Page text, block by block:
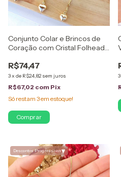
Conjunto Colar e Brincos de
Coração com Cristal Folheado
R$74,47
3x de R$24,82 sem juros
R$67,02 com Pix
Só restam 3em estoque!
Comprar
3
Descontos Progressivos▾